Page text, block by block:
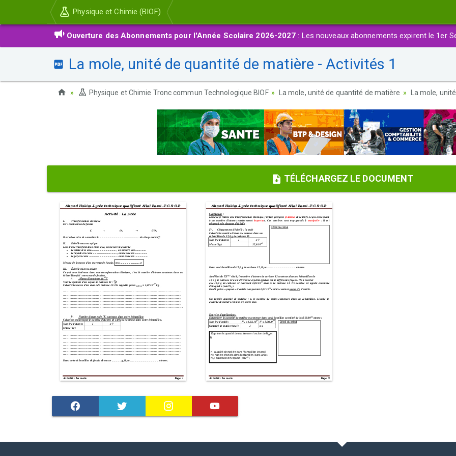
Physique et Chimie (BIOF)
Ouverture des Abonnements pour l'Année Scolaire 2026-2027 : Les nouveaux abonnements expirent le 1er
La mole, unité de quantité de matière - Activités 1
Physique et Chimie Tronc commun Technologique BIOF La mole, unité de quantité de matière La mole,
TÉLÉCHARGEZ LE DOCUMENT